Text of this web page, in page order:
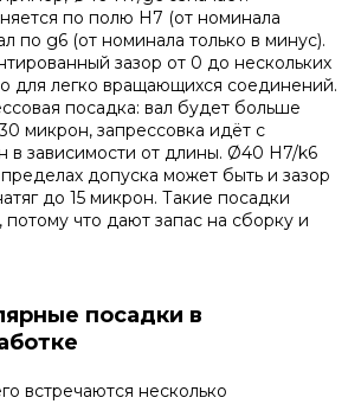
по полю H7 (от номинала
по g6 (от номинала только в минус).
зазор от 0 до нескольких
для легко вращающихся соединений.
посадка: вал будет больше
микрон, запрессовка идёт с
в зависимости от длины. Ø40 H7/k6
допуска может быть и зазор
до 15 микрон. Такие посадки
потому что дают запас на сборку и
посадки в
встречаются несколько